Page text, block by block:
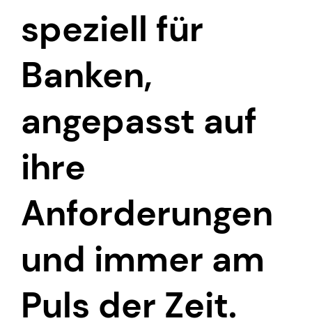
speziell für
Banken,
angepasst auf
ihre
Anforderungen
und immer am
Puls der Zeit.